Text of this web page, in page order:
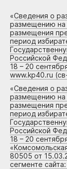
«Сведения о
размещению на
размещения
период
Российской
18 – 20
www.kp40.ru
«Сведения о
размещению на
размещения
период
Российской
18 – 20
80505 от
сегменте